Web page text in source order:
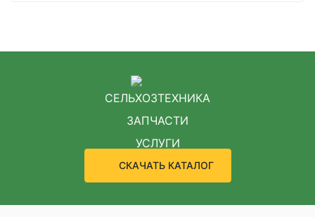
СЕЛЬХОЗТЕХНИКА
ЗАПЧАСТИ
УСЛУГИ
СКАЧАТЬ КАТАЛОГ